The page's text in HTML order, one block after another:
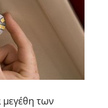
μεγέθη των